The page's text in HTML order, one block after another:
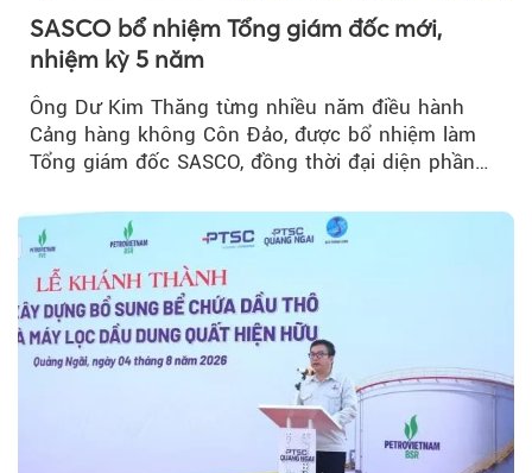
SASCO bổ nhiệm Tổng giám đốc mới,
nhiệm kỳ 5 năm
Ông Dư Kim Thăng từng nhiều năm điều hành
Cảng hàng không Côn Đảo, được bổ nhiệm làm
Tổng giám đốc SASCO, đồng thời đại diện phần